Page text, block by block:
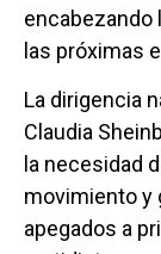
encabezando
las próximas
La dirigencia
Claudia
la necesidad
movimiento y
apegados a